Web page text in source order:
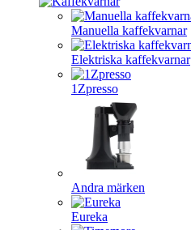
Manuella kaffekvarnar
Elektriska kaffekvarnar
1Zpresso
Andra märken
Eureka